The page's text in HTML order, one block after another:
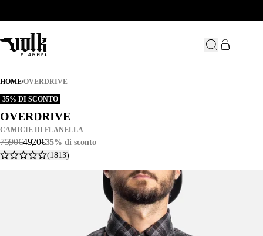
HOME/OVERDRIVE
OVERDRIVE
35% DI SCONTO
OVERDRIVE
OVERDRIVE
CAMICIE DI FLANELLA
75,90€49,20€35% di sconto
(1813)